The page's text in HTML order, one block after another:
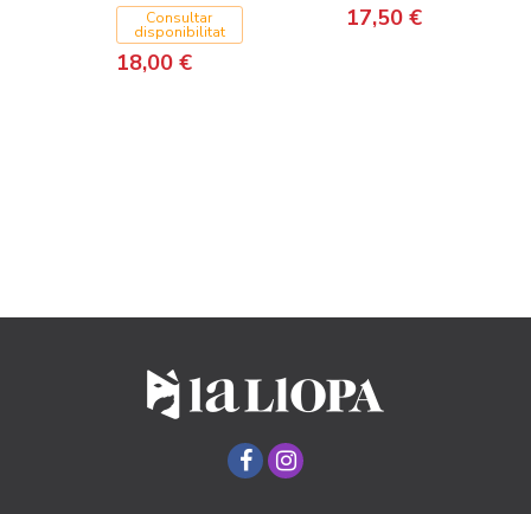
Consultar
disponibilitat
18,00 €
17,50 €